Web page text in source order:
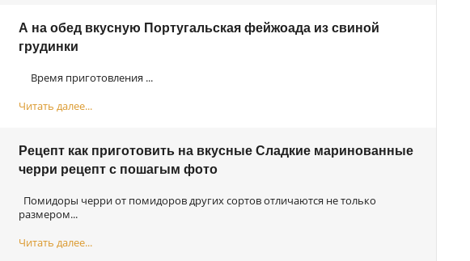
А на обед вкусную Португальская фейжоада из свиной
грудинки
Время приготовления ...
Читать далее...
Рецепт как приготовить на вкусные Сладкие маринованные
черри рецепт с пошагым фото
Помидоры черри от помидоров других сортов отличаются не только
размером...
Читать далее...